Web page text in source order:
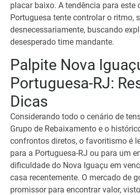
placar baixo. A tendência para este
Portuguesa tente controlar o ritmo,
desnecessariamente, buscando
desesperado time mandante.
Palpite Nova
Portuguesa-RJ:
Dicas
Considerando todo o cenário de
Grupo de Rebaixamento e o
confrontos diretos, o favoritismo é
para a Portuguesa-RJ ou para um
dificuldade do Nova Iguaçu em
casa recentemente. O mercado de
promissor para encontrar valor,